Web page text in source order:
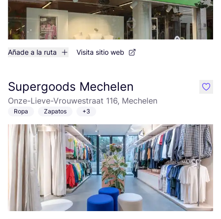
Añade a la ruta Visita sitio web
Supergoods Mechelen
Onze-Lieve-Vrouwestraat 116, Mechelen
Ropa Zapatos +3
like